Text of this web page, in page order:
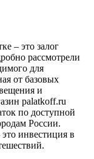
– это залог
рассмотрели
для
от базовых
и
palatkoff.ru
по доступной
России.
инвестиция в